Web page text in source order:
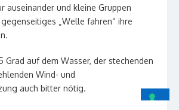
auseinander und kleine Gruppen
„Welle fahren“ ihre
Grad auf dem Wasser, der stechenden
Wind- und
auch bitter nötig.